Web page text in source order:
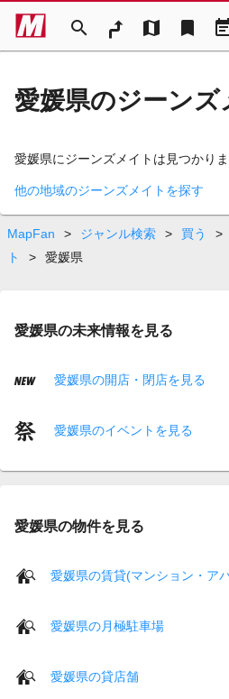
search map bookmark
愛媛県のジーンズ
愛媛県にジーンズメイトは見つかりま
他の地域のジーンズメイトを探す
MapFan > ジャンル検索 > 買う >
ト
> 愛媛県
愛媛県の未来情報を見る
愛媛県の開店・閉店を見る
愛媛県のイベントを見る
愛媛県の物件を見る
愛媛県の賃貸(マンション・ア
愛媛県の月極駐車場
愛媛県の貸店舗